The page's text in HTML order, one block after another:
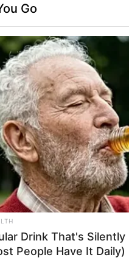
Go
Drink That's
People Have It Daily)